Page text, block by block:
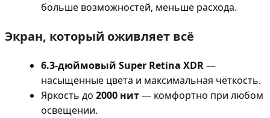
больше возможностей, меньше расхода.
Экран, который оживляет всё
6.3-дюймовый Super Retina XDR—
насыщенные цвета и максимальная чёткость.
Яркость до 2000 нит— комфортно при любом
освещении.